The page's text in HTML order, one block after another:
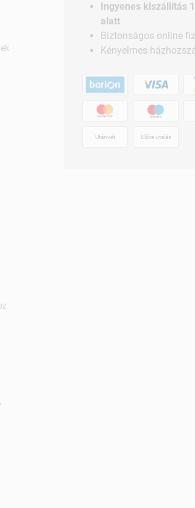
Ingyenes kiszállítás
alatt
Biztonságos online
Kényelmes
Utánvét Előre utalás